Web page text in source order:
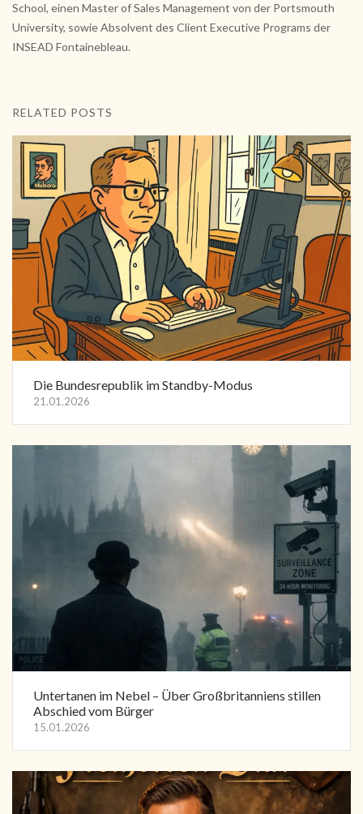
School, einen Master of Sales Management von der Portsmouth
University, sowie Absolvent des Client Executive Programs der
INSEAD Fontainebleau.
RELATED POSTS
Die Bundesrepublik im Standby-Modus
21.01.2026
Untertanen im Nebel – Über Großbritanniens stillen
Abschied vom Bürger
15.01.2026